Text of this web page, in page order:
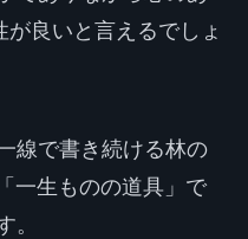
良いと言えるでしょ
線で書き続ける林の
一生ものの道具」で
。